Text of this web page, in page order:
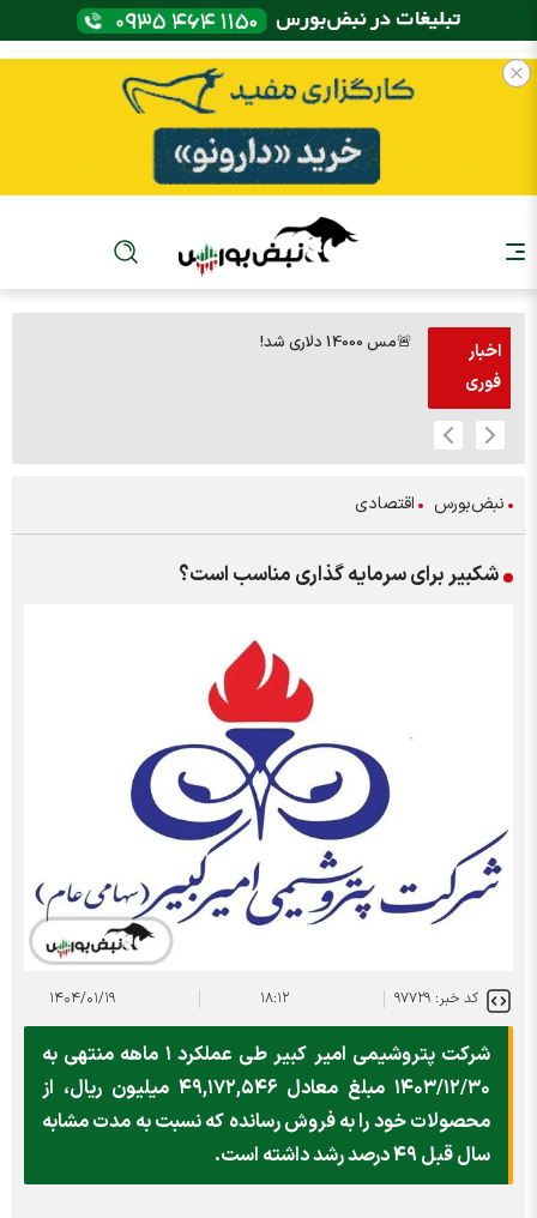
اخبار
فوری
🚨مس 14000 دلاری شد!
نبض‌بورس اقتصادی
شکبیر برای سرمایه گذاری مناسب است؟
کد خبر: ۹۷۷۲۹ ۱۸:۱۲ ۱۴۰۴/۰۱/۱۹
شرکت پتروشیمی امیر کبیر طی عملکرد ۱ ماهه منتهی به
۱۴۰۳/۱۲/۳۰ مبلغ معادل ۴۹,۱۷۲,۵۴۶ میلیون ریال، از
محصولات خود را به فروش رسانده که نسبت به مدت مشابه
سال قبل ۴۹ درصد رشد داشته است.